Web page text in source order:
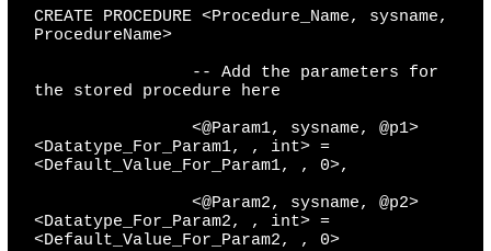
CREATE PROCEDURE <Procedure_Name, sysname,
ProcedureName>
-- Add the parameters for
the stored procedure here
<@Param1, sysname, @p1>
<Datatype_For_Param1, , int> =
<Default_Value_For_Param1, , 0>,
<@Param2, sysname, @p2>
<Datatype_For_Param2, , int> =
<Default_Value_For_Param2, , 0>